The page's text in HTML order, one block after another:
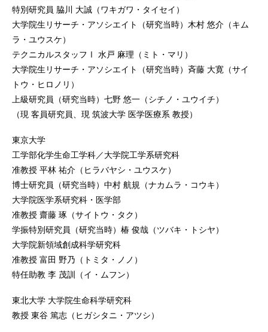
特別研究員 脇川 大誠（ワキガワ・タイセイ）
大学院生リサーチ・アソシエイト（研究当時）木村 悠介（キム
ラ・ユウスケ）
テクニカルスタッフⅠ 水戸 麻理（ミト・マリ）
大学院生リサーチ・アソシエイト（研究当時）斉藤 大寛（サイ
トウ・ヒロノリ）
上級研究員（研究当時）七野 悠一（シチノ・ユウイチ）
（現 客員研究員、現 筑波大学 医学医療系 教授）
東京大学
工学部化学生命工学科／大学院工学系研究科
准教授 平林 祐介（ヒラバヤシ・ユウスケ）
博士研究員（研究当時）中村 航規（ナカムラ・コウキ）
大学院医学系研究科・医学部
准教授 齋藤 琢（サイトウ・タク）
学振特別研究員（研究当時）椿 俊哉（ツバキ・トシヤ）
大学院新領域創成科学研究科
准教授 富田 野乃（トミタ・ノノ）
特任助教 李 茂訓（イ・ムフン）
東北大学 大学院生命科学研究科
教授 東谷 篤志（ヒガシタニ・アツシ）